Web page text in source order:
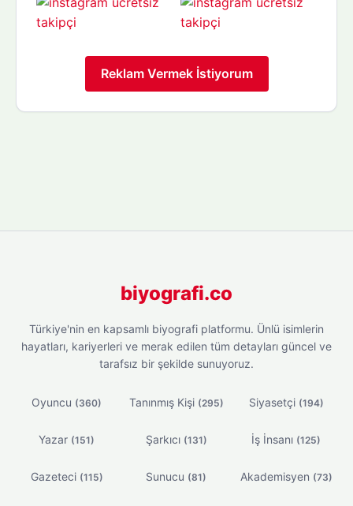
Reklam Vermek İstiyorum
biyografi.co
Türkiye'nin en kapsamlı biyografi platformu. Ünlü isimlerin
hayatları, kariyerleri ve merak edilen tüm detayları güncel ve
tarafsız bir şekilde sunuyoruz.
Oyuncu (360) Tanınmış Kişi (295) Siyasetçi (194)
Yazar (151) Şarkıcı (131) İş İnsanı (125)
Gazeteci (115) Sunucu (81) Akademisyen (73)